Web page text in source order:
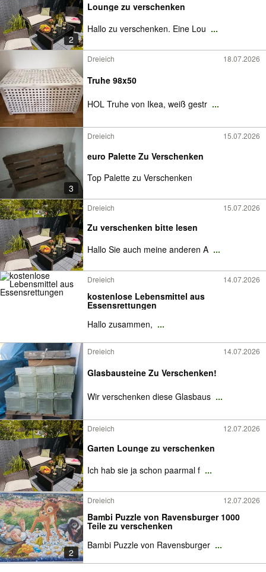
2
Lounge zu verschenken
Hallo zu verschenken. Eine Lou ...
Dreieich 18.07.2026
Truhe 98x50
HOL Truhe von Ikea, weiß gestr ...
3
Dreieich 15.07.2026
euro Palette Zu Verschenken
Top Palette zu Verschenken
Dreieich 15.07.2026
Zu verschenken bitte lesen
Hallo Sie auch meine anderen A ...
Dreieich 14.07.2026
kostenlose Lebensmittel aus
Essensrettungen
Hallo zusammen, ...
Dreieich 14.07.2026
Glasbausteine Zu Verschenken!
Wir verschenken diese Glasbaus ...
Dreieich 12.07.2026
Garten Lounge zu verschenken
Ich hab sie ja schon paarmal f ...
2
Dreieich 12.07.2026
Bambi Puzzle von Ravensburger 1000
Teile zu verschenken
Bambi Puzzle von Ravensburger ...